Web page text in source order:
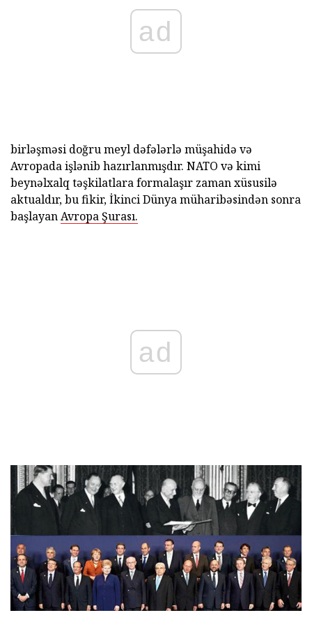
ad
birləşməsi doğru meyl dəfələrlə müşahidə və
Avropada işlənib hazırlanmışdır. NATO və kimi
beynəlxalq təşkilatlara formalaşır zaman xüsusilə
aktualdır, bu fikir, İkinci Dünya müharibəsindən sonra
başlayanAvropa Şurası.
ad